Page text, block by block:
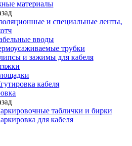
материалы
и специальные ленты,
вводы
трубки
и зажимы для кабеля
кабеля
таблички и бирки
для кабеля